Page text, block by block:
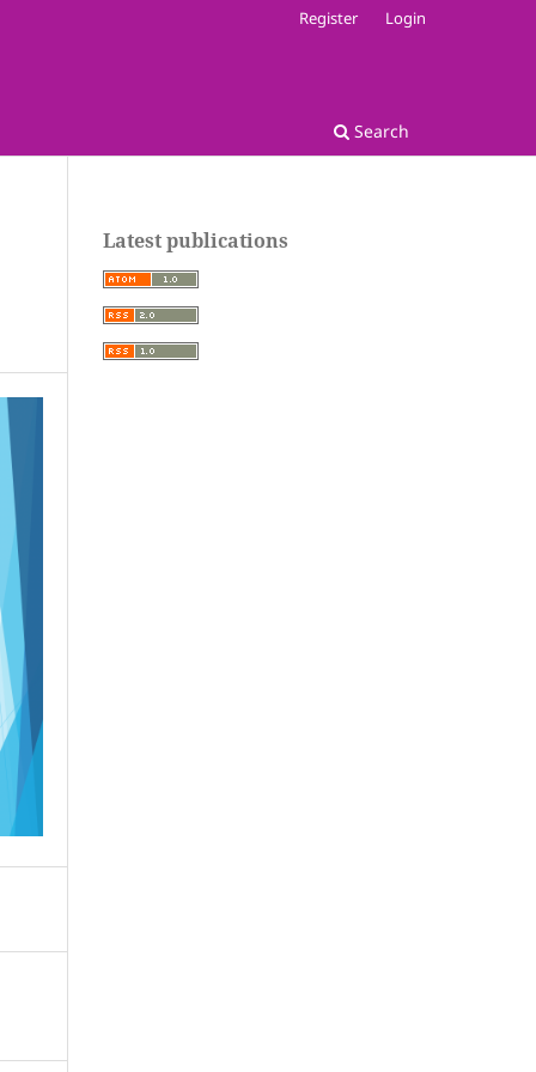
Search
Register Login
Latest publications